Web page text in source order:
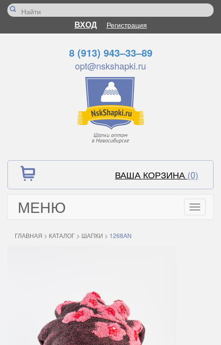
ВХОД Регистрация
8 (913) 943–33–89
opt@nskshapki.ru
ВАША КОРЗИНА (0)
МЕНЮ
Toggle
ГЛАВНАЯ > КАТАЛОГ > ШАПКИ > 1268AN